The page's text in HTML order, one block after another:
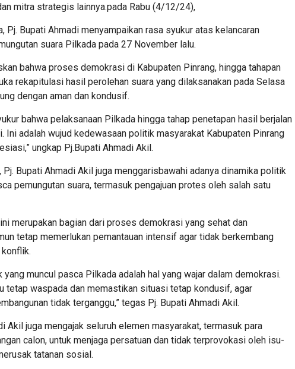
mitra strategis lainnya.pada Rabu (4/12/24),
Pj. Bupati Ahmadi menyampaikan rasa syukur atas kelancaran
suara Pilkada pada 27 November lalu.
bahwa proses demokrasi di Kabupaten Pinrang, hingga tahapan
rekapitulasi hasil perolehan suara yang dilaksanakan pada Selasa
dengan aman dan kondusif.
bahwa pelaksanaan Pilkada hingga tahap penetapan hasil berjalan
Ini adalah wujud kedewasaan politik masyarakat Kabupaten Pinrang
ungkap Pj.Bupati Ahmadi Akil.
Bupati Ahmadi Akil juga menggarisbawahi adanya dinamika politik
pemungutan suara, termasuk pengajuan protes oleh salah satu
merupakan bagian dari proses demokrasi yang sehat dan
tetap memerlukan pemantauan intensif agar tidak berkembang
yang muncul pasca Pilkada adalah hal yang wajar dalam demokrasi.
tetap waspada dan memastikan situasi tetap kondusif, agar
tidak terganggu,” tegas Pj. Bupati Ahmadi Akil.
Akil juga mengajak seluruh elemen masyarakat, termasuk para
calon, untuk menjaga persatuan dan tidak terprovokasi oleh isu-
tatanan sosial.